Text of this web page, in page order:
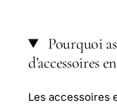
Pourquoi
d’accessoires
Les accessoires